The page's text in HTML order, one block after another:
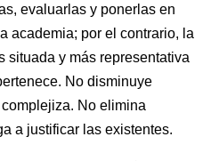
evaluarlas y ponerlas en
academia; por el contrario, la
situada y más representativa
No disminuye
No elimina
a justificar las existentes.